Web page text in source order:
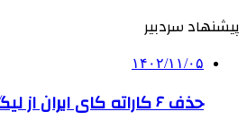
پیشنهاد سردبیر
۱۴۰۲/۱۱/۰۵
حذف ۶ کاراته کای ایران از لیگ جهانی فرانسه